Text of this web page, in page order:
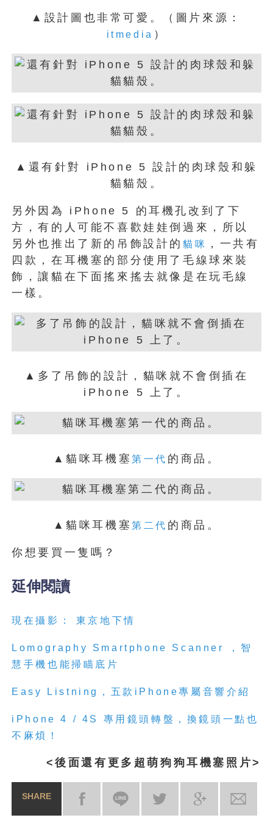
▲設計圖也非常可愛。（圖片來源：
itmedia ）
▲還有針對 iPhone 5 設計的肉球殼和躲
貓貓殼。
另外因為 iPhone 5 的耳機孔改到了下
方，有的人可能不喜歡娃娃倒過來，所以
另外也推出了新的吊飾設計的 貓咪
，一共有
四款，在耳機塞的部分使用了毛線球來裝
飾，讓貓在下面搖來搖去就像是在玩毛線
一樣。
▲多了吊飾的設計，貓咪就不會倒插在
iPhone 5 上了。
▲貓咪耳機塞第一代 的商品。
▲貓咪耳機塞第二代 的商品。
你想要買一隻嗎？
延伸閱讀
現在攝影： 東京地下情
Lomography Smartphone Scanner ，智
慧手機也能掃瞄底片
Easy Listning，五款iPhone專屬音響介紹
iPhone 4 / 4S 專用鏡頭轉盤，換鏡頭一點也
不麻煩！
<後面還有更多超萌狗狗耳機塞照片>
SHARE